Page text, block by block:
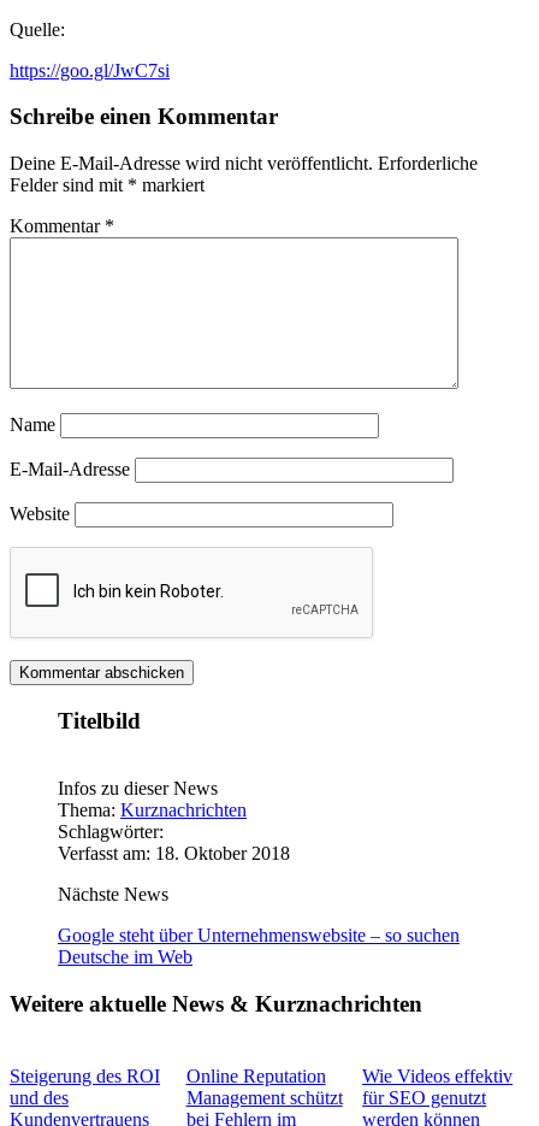
Quelle:
https://goo.gl/JwC7si
Schreibe einen Kommentar
Deine E-Mail-Adresse wird nicht veröffentlicht. Erforderliche
Felder sind mit * markiert
Kommentar *
Name
E-Mail-Adresse
Website
Titelbild
Infos zu dieser News
Thema: Kurznachrichten
Schlagwörter:
Verfasst am: 18. Oktober 2018
Nächste News
Google steht über Unternehmenswebsite – so suchen
Deutsche im Web
Weitere aktuelle News & Kurznachrichten
Steigerung des ROI
und des
Kundenvertrauens
Online Reputation
Management schützt
bei Fehlern im
Wie Videos effektiv
für SEO genutzt
werden können